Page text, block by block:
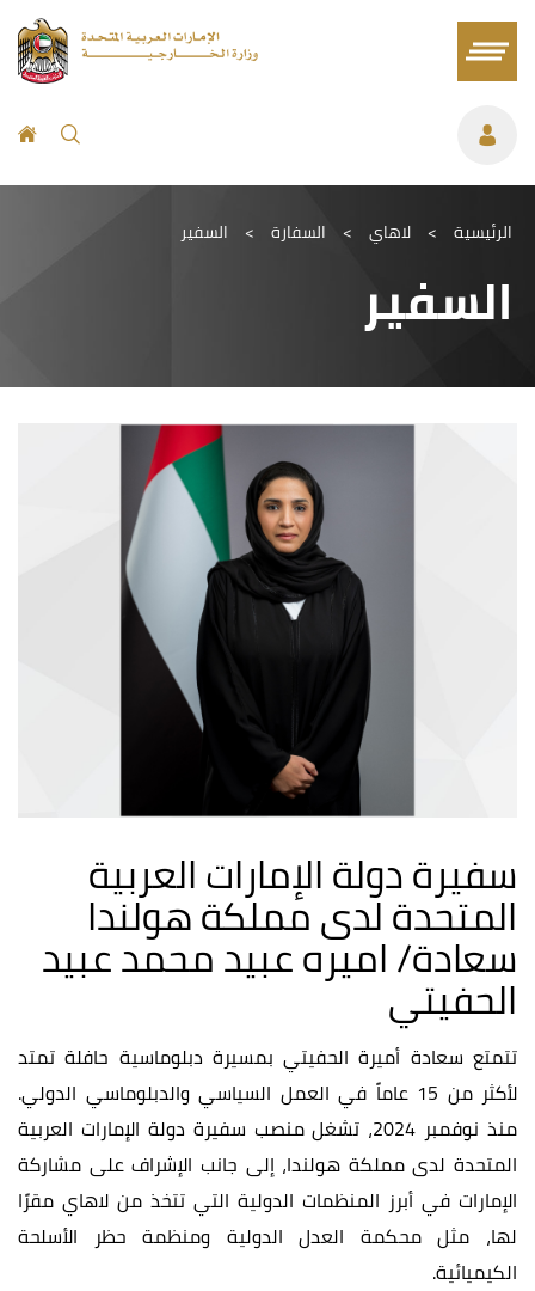
الرئيسية > لاهاي > السفارة > السفير
السفير
سفيرة دولة الإمارات العربية
المتحدة لدى مملكة هولندا
سعادة/ اميره عبيد محمد عبيد
الحفيتي
تتمتع سعادة أميرة الحفيتي بمسيرة دبلوماسية حافلة تمتد
لأكثر من 15 عاماً في العمل السياسي والدبلوماسي الدولي.
منذ نوفمبر 2024، تشغل منصب سفيرة دولة الإمارات العربية
المتحدة لدى مملكة هولندا، إلى جانب الإشراف على مشاركة
الإمارات في أبرز المنظمات الدولية التي تتخذ من لاهاي مقرًا
لها، مثل محكمة العدل الدولية ومنظمة حظر الأسلحة
الكيميائية.